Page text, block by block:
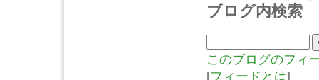
ブログ内検索
このブログのフィ
[フィードとは]